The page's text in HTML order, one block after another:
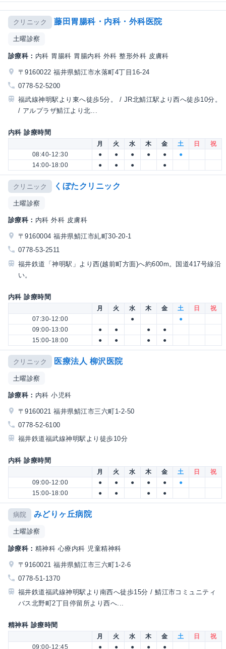
クリニック 藤田胃腸科・内科・外科医院
土曜診察
診療科： 内科 胃腸科 胃腸内科 外科 整形外科 皮膚科
〒9160022 福井県鯖江市水落町4丁目16-24
0778-52-5200
福武線神明駅より東へ徒歩5分。 / JR北鯖江駅より西へ徒歩10分。
/ アルプラザ鯖江より北...
内科 診療時間
月 火 水 木 金 土 日
祝
08:40-12:30
● ● ● ● ●
●
14:00-18:00
● ● ● ●
クリニック くぼたクリニック
土曜診察
診療科： 内科 外科 皮膚科
〒9160004 福井県鯖江市糺町30-20-1
0778-53-2511
福井鉄道「神明駅」より西(越前町方面)へ約600m。国道417号線沿
い。
内科 診療時間
月 火 水 木 金 土 日
祝
07:30-12:00
●
●
09:00-13:00
● ● ●
●
15:00-18:00
● ● ● ●
クリニック 医療法人 柳沢医院
土曜診察
診療科： 内科 小児科
〒9160021 福井県鯖江市三六町1-2-50
0778-52-6100
福井鉄道福武線神明駅より徒歩10分
内科 診療時間
月 火 水 木 金 土 日
祝
09:00-12:00
● ● ● ● ●
●
15:00-18:00
● ● ● ●
病院 みどりヶ丘病院
土曜診察
診療科： 精神科 心療内科 児童精神科
〒9160021 福井県鯖江市三六町1-2-6
0778-51-1370
福井鉄道福武線神明駅より南西へ徒歩15分 / 鯖江市コミュニティ
バス北野町2丁目停留所より西へ...
精神科 診療時間
月 火 水 木 金 土 日
祝
09:00-12:45
● ● ● ●
●